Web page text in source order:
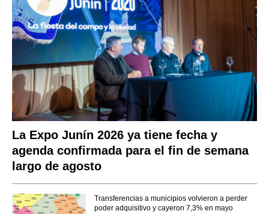
La Expo Junín 2026 ya tiene fecha y
agenda confirmada para el fin de semana
largo de agosto
Transferencias a municipios volvieron a perder
poder adquisitivo y cayeron 7,3% en mayo